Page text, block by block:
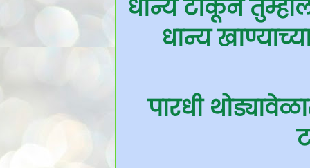
धान्य टाकून
धान्य
पारधी